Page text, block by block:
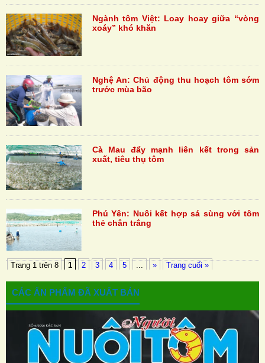
Ngành tôm Việt: Loay hoay giữa “vòng
xoáy” khó khăn
Nghệ An: Chủ động thu hoạch tôm sớm
trước mùa bão
Cà Mau đẩy mạnh liên kết trong sản
xuất, tiêu thụ tôm
Phú Yên: Nuôi kết hợp sá sùng với tôm
thẻ chân trắng
Trang 1 trên 8 1 2 3 4 5 » Trang cuối »
CÁC ẤN PHẨM ĐÃ XUẤT BẢN